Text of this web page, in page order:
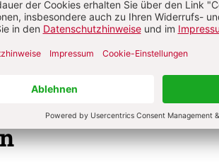
2/2024: 2. Sonntag im Jahreskreis bis 5.
- Gebetsimpuls zum